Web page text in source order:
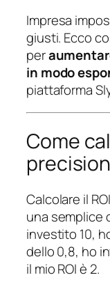
Impresa
giusti. Ecco
per
in modo
piattaforma
Come
Calcolare il
una semplice
investito 10,
dello 0,8, ho
il mio ROI è 2.